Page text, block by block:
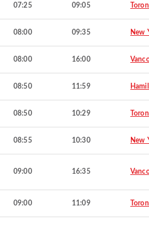
07:25 09:05
08:00 09:35 New
08:00 16:00
08:50 11:59
08:50 10:29
08:55 10:30 New
09:00 16:35
09:00 11:09